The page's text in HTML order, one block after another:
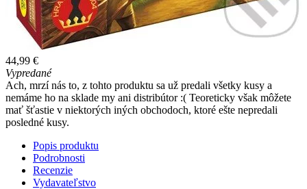
44,99 €
Vypredané
Ach, mrzí nás to, z tohto produktu sa už predali všetky kusy a
nemáme ho na sklade my ani distribútor :( Teoreticky však môžete
mať šťastie v niektorých iných obchodoch, ktoré ešte nepredali
posledné kusy.
Popis produktu
Podrobnosti
Recenzie
Vydavateľstvo